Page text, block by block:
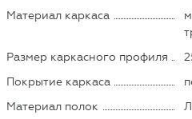
Материал каркаса
Размер каркасного профиля
Покрытие каркаса
Материал полок